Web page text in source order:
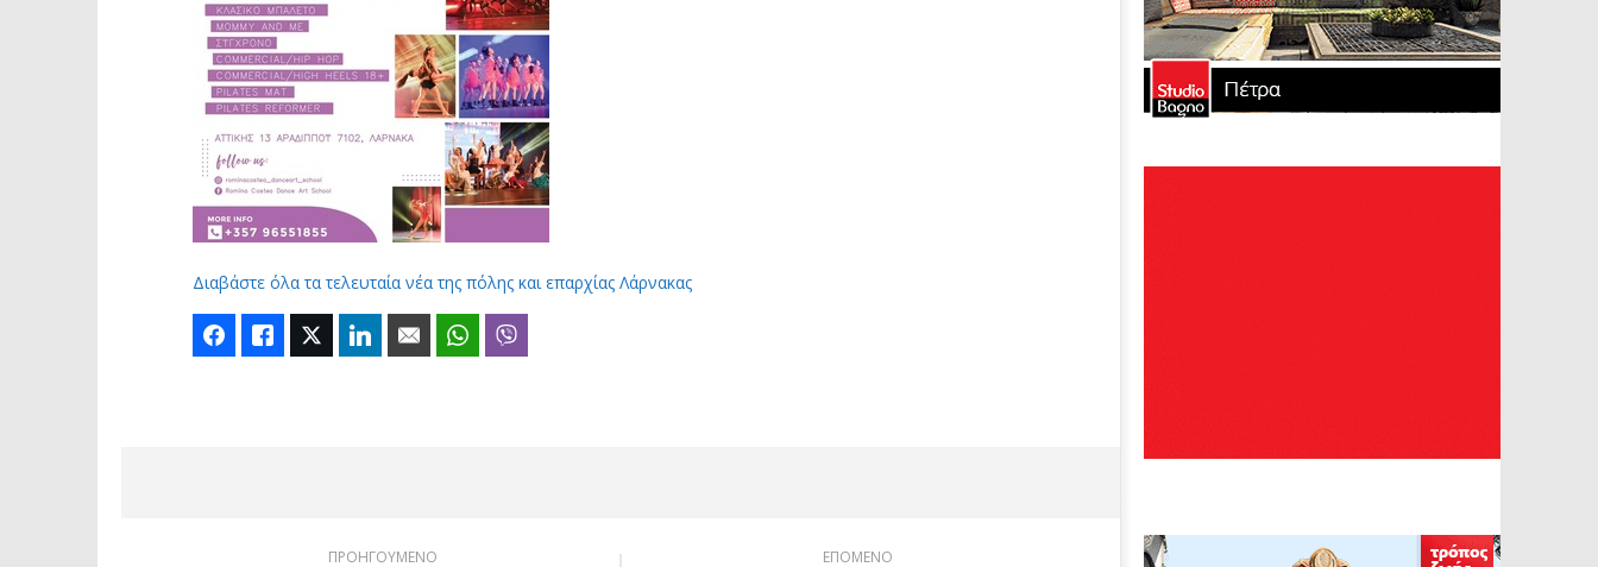
Διαβάστε όλα τα τελευταία νέα της πόλης και επαρχίας Λάρνακας
FacebookLike Twitter LinkedIn Email WhatsApp
ΠΡΟΗΓΟΥΜΕΝΟ ΕΠΟΜΕΝΟ